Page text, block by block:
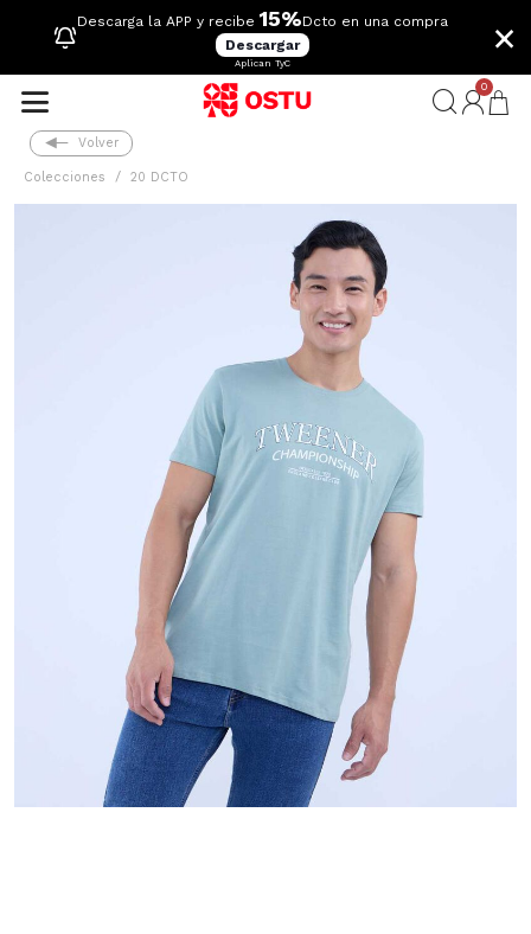
Descarga la APP y recibe 15%Dcto en una compra
Descargar
Aplican TyC
×
0
Volver
Colecciones 20 DCTO